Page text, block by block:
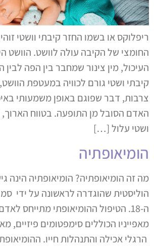
ריפלוקס או בשמו החזר קיבתי וושטי
החומצי של הקיבה עולה לוושט. הוושט
העיכול, מין צינור שמחבר בין הפה לבין
קיבתי ושטי גורם לכוויה במעטפת
צרבות, דבר שפוגם באופן משמעותי
האדם הסובל מן התופעה. בטווח הארוך,
ושטי עלול […]
הומיאופתיה
מה זה הומיאופתיה? הומיאופתיה הינה
הוליסטית שהוגדרה לראשונה על ידי
ה-18. הטיפול ההומיאופתי מתייחס
מאפייניו הכוללים סימפטומים פיזיים,
הרגלי אכילה והתנהלות חייו.